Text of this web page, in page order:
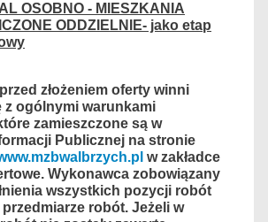
OSOBNO - MIESZKANIA
ODDZIELNIE- jako etap
złożeniem oferty winni
z ogólnymi warunkami
zamieszczone są w
Publicznej na stronie
w zakładce
Wykonawca zobowiązany
wszystkich pozycji robót
robót. Jeżeli w